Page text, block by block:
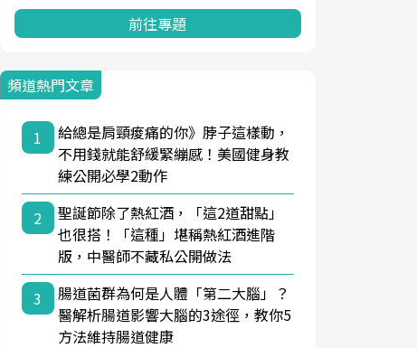
前往專題
頻道熱門文章
1
給總是肩頸痠痛的你》脖子這樣動，
不用錢就能舒緩緊繃感！美國健身教
練公開必學2動作
2
聖誕節除了熱紅酒，「這2道甜點」
也很搭！「這種」堪稱熱紅酒進階
版，中醫師不藏私公開做法
3
腸道菌群為何是人體「第二大腦」？
醫解析腸道影響大腦的3途徑，教你5
方法維持腸道健康